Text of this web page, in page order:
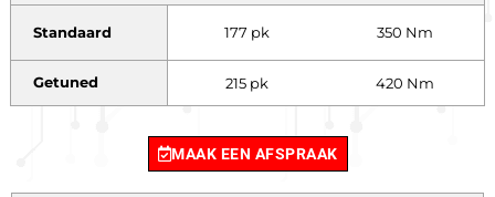
Standaard 177 pk 350 Nm
Getuned 215 pk 420 Nm
MAAK EEN AFSPRAAK